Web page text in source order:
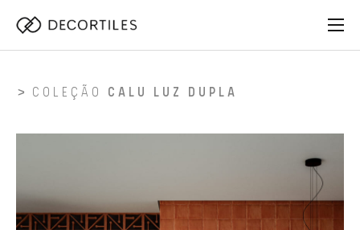
COLEÇÃO CALU LUZ DUPLA